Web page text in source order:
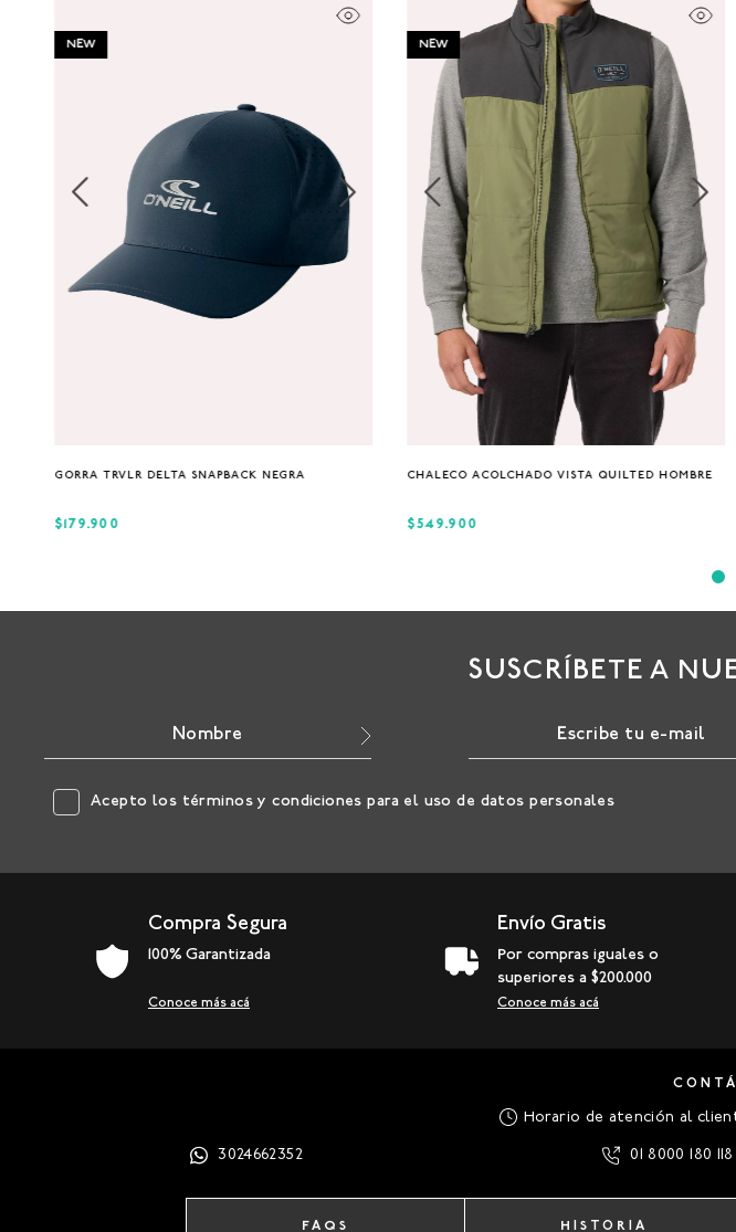
GORRA TRVLR DELTA SNAPBACK NEGRA
$179.900
NEW
CHALECO ACOLCHADO VISTA QUILTED HOMBRE
S M XL
$549.900
NEW
SUSCRÍBETE A
Acepto los términos y condiciones para el uso de datos personales
Compra Segura
100% Garantizada
Conoce más acá
Envío Gratis
Por compras iguales o
superiores a $200.000
Conoce más acá
Horario de atención al
3024662352 01 8000 180 118
FAQS HISTORIA